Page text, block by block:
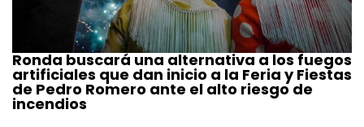
Ronda buscará una alternativa a los fuegos
artificiales que dan inicio a la Feria y Fiestas
de Pedro Romero ante el alto riesgo de
incendios